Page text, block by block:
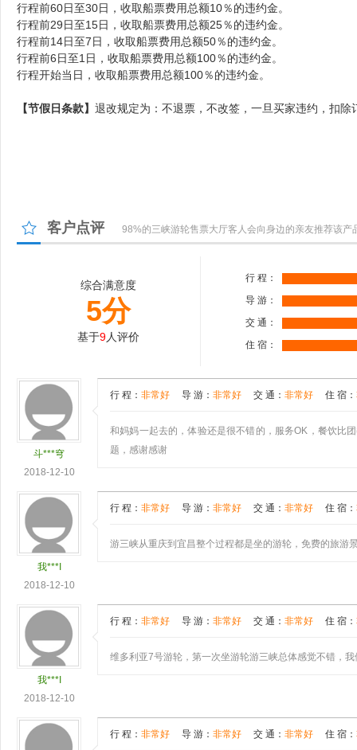
行程前60日至30日，收取船票费用总额10％的违约金。
行程前29日至15日，收取船票费用总额25％的违约金。
行程前14日至7日，收取船票费用总额50％的违约金。
行程前6日至1日，收取船票费用总额100％的违约金。
行程开始当日，收取船票费用总额100％的违约金。
【节假日条款】 退改规定为：不退票，不改签，一旦买家违约，扣
客户点评 98%的三峡游轮售票大厅客人会向身边的亲友推荐该产